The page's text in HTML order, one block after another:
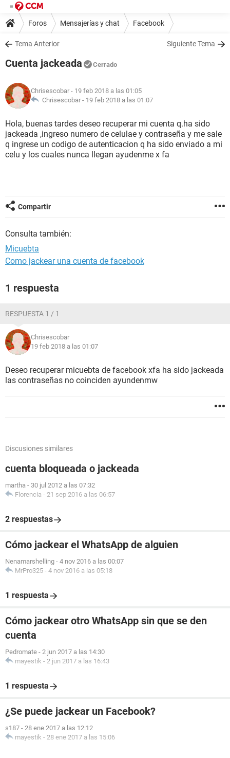
Foros Mensajerías y chat Facebook
Tema Anterior Siguiente Tema
Cuenta jackeada Cerrado
Chrisescobar - 19 feb 2018 a las 01:05
Chrisescobar - 19 feb 2018 a las 01:07
Hola, buenas tardes deseo recuperar mi cuenta q.ha sido
jackeada ,ingreso numero de celulae y contraseña y me sale
q ingrese un codigo de autenticacion q ha sido enviado a mi
celu y los cuales nunca llegan ayudenme x fa
Compartir
Consulta también:
Micuebta
Como jackear una cuenta de facebook
1 respuesta
RESPUESTA 1 / 1
Chrisescobar
19 feb 2018 a las 01:07
Deseo recuperar micuebta de facebook xfa ha sido jackeada
las contraseñas no coinciden ayundenmw
Discusiones similares
cuenta bloqueada o jackeada
martha - 30 jul 2012 a las 07:32
Florencia - 21 sep 2016 a las 06:57
2 respuestas
Cómo jackear el WhatsApp de alguien
Nenamarshelling - 4 nov 2016 a las 00:07
MrPro325 - 4 nov 2016 a las 05:18
1 respuesta
Cómo jackear otro WhatsApp sin que se den
cuenta
Pedromate - 2 jun 2017 a las 14:30
mayestik - 2 jun 2017 a las 16:43
1 respuesta
¿Se puede jackear un Facebook?
s187 - 28 ene 2017 a las 12:12
mayestik - 28 ene 2017 a las 15:06